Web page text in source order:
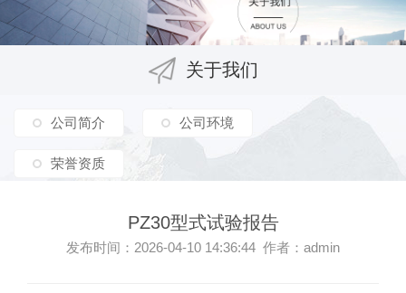
关于我们
公司简介 公司环境
荣誉资质
PZ30型式试验报告
发布时间：2026-04-10 14:36:44 作者：admin